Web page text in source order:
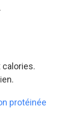
protéinée